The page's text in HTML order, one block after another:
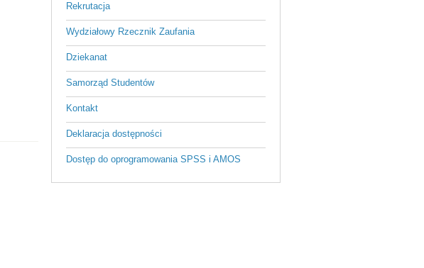
Rekrutacja
Wydziałowy Rzecznik Zaufania
Dziekanat
Samorząd Studentów
Kontakt
Deklaracja dostępności
Dostęp do oprogramowania SPSS i AMOS